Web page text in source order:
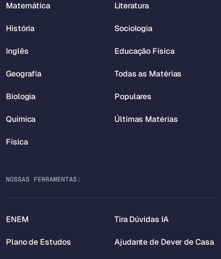
Matemática
História
Inglês
Geografia
Biologia
Química
Física
Literatura
Sociologia
Educação Física
Todas as Matérias
Populares
Últimas Matérias
NOSSAS FERRAMENTAS:
ENEM
Plano de Estudos
Tira Dúvidas IA
Ajudante de Dever de Casa